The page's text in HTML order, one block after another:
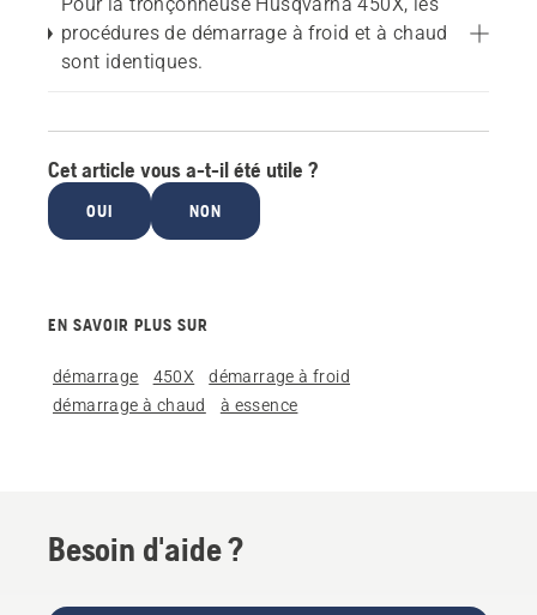
procédures de démarrage à froid et à chaud
sont identiques.
Cet article vous a-t-il été utile ?
OUI NON
EN SAVOIR PLUS SUR
démarrage 450X
démarrage à froid
démarrage à chaud
à essence
Besoin d'aide ?